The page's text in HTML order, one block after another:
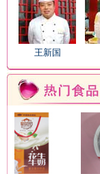
王新国